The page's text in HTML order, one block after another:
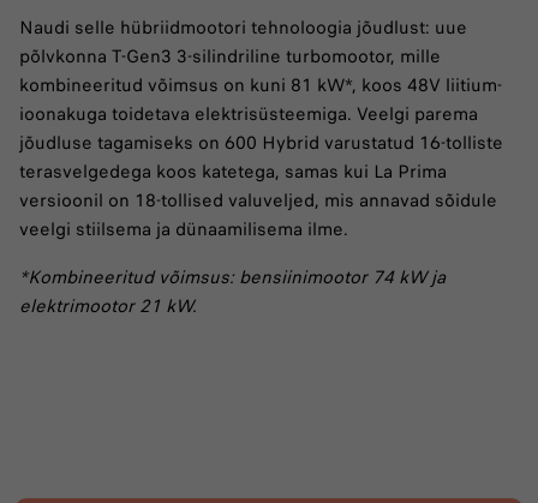
Naudi selle hübriidmootori tehnoloogia jõudlust: uue
põlvkonna T-Gen3 3-silindriline turbomootor, mille
kombineeritud võimsus on kuni 81 kW*, koos 48V liitium-
ioonakuga toidetava elektrisüsteemiga. Veelgi parema
jõudluse tagamiseks on 600 Hybrid varustatud 16-tolliste
terasvelgedega koos katetega, samas kui La Prima
versioonil on 18-tollised valuveljed, mis annavad sõidule
veelgi stiilsema ja dünaamilisema ilme.
*Kombineeritud võimsus: bensiinimootor 74 kW ja
elektrimootor 21 kW.